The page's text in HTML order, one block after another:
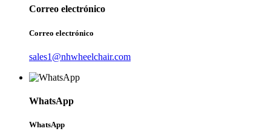
Correo electrónico
Correo electrónico
sales1@nhwheelchair.com
WhatsApp
WhatsApp